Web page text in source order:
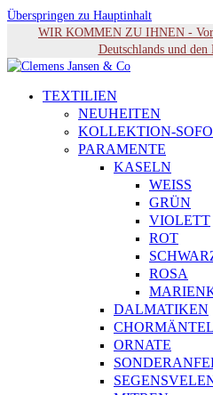
Überspringen zu Hauptinhalt
WIR KOMMEN ZU IHNEN -
Deutschlands und den
TEXTILIEN
NEUHEITEN
KOLLEKTION-
PARAMENTE
KASELN
WEISS
GRÜN
VIOLETT
ROT
ROSA
DALMATIKEN
CHORMÄNTEL
ORNATE